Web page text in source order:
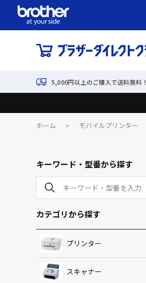
5,000円以上のご購入で送料無料！
ホーム > モバイルプリンター
キーワード・型番から探す
カテゴリから探す
プリンター
スキャナー